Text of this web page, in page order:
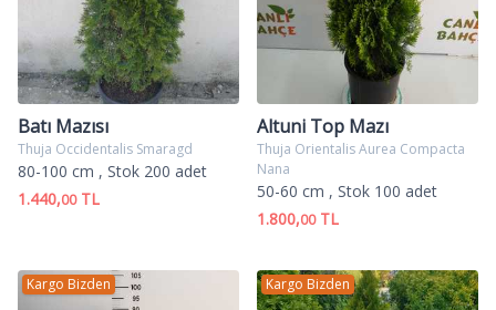
Batı Mazısı
Thuja Occidentalis Smaragd
80-100 cm , Stok 200 adet
1.440,00TL
Altuni Top Mazı
Thuja Orientalis Aurea Compacta
Nana
50-60 cm , Stok 100 adet
1.800,00TL
Kargo Bizden Kargo Bizden